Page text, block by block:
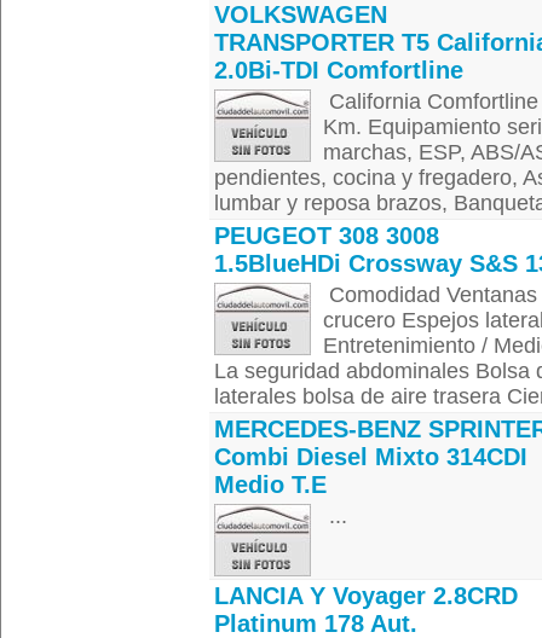
VOLKSWAGEN
TRANSPORTER T5
2.0Bi-TDI Comfortline
California
Km. Equipamiento
marchas, ESP, ABS/
pendientes, cocina y fregadero,
lumbar y reposa brazos,
PEUGEOT 308 3008
1.5BlueHDi Crossway S&S
Comodidad
crucero Espejos
Entretenimiento /
La seguridad abdominales
laterales bolsa de aire trasera
MERCEDES-BENZ
Combi Diesel Mixto 314CDI
Medio T.E
...
LANCIA Y Voyager 2.8CRD
Platinum 178 Aut.